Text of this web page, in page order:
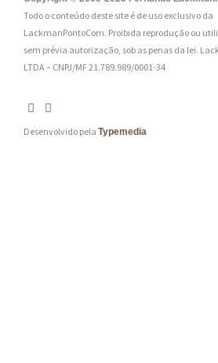
*
Todo o conteúdo deste site é de uso exclusivo da
LackmanPontoCom. Proibida reprodução ou
sem prévia autorização, sob as penas da lei.
LTDA – CNPJ/MF 21.789.989/0001-34
Desenvolvido pela Typemedia